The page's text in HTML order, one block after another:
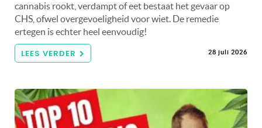
cannabis rookt, verdampt of eet bestaat het gevaar op
CHS, ofwel overgevoeligheid voor wiet. De remedie
ertegen is echter heel eenvoudig!
LEES VERDER 28 juli 2026